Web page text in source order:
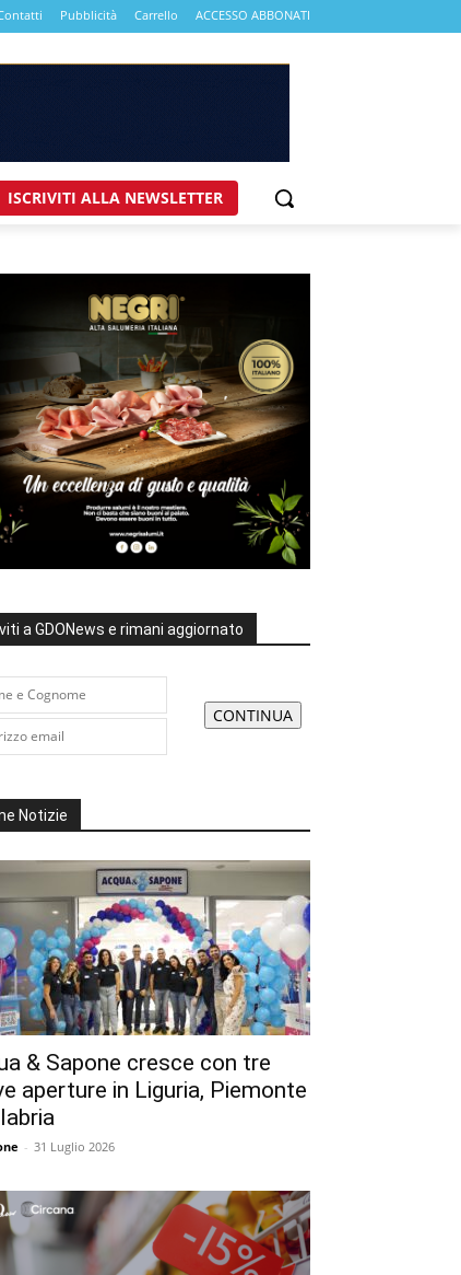
Pubblicità Carrello ACCESSO ABBONATI
ISCRIVITI ALLA NEWSLETTER
a GDONews e rimani aggiornato
Notizie
& Sapone cresce con tre
aperture in Liguria, Piemonte
- 31 Luglio 2026